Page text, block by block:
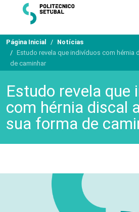
Página Inicial
Notícias
Estudo revela que indivíduos com hérnia
de caminhar
Estudo revela que
com hérnia discal
sua forma de